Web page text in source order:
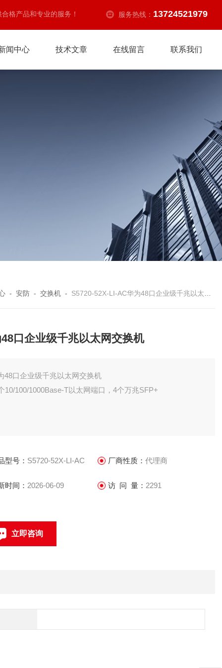
格产品和专业的服务！ 服务热线： 13724521979
闻中心 技术文章 在线留言 联系我们
-安防 -交换机 - S5720-52X-LI-AC华为48口企业级千兆以太网交换机
口企业级千兆以太网交换机
48口企业级千兆以太网交换机
10/100/1000Base-T以太网端口，4个万兆SFP+
型号： S5720-52X-LI-AC 厂商性质： 代理商
时间： 2026-06-09 访 问 量： 2291
立即咨询